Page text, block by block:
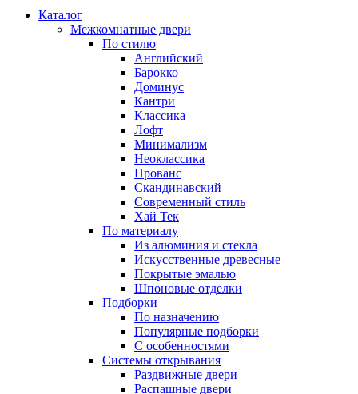
Каталог
Межкомнатные двери
По стилю
Английский
Барокко
Доминус
Кантри
Классика
Лофт
Минимализм
Неоклассика
Прованс
Скандинавский
Современный стиль
Хай Тек
По материалу
Из алюминия и стекла
Искусственные древесные
Покрытые эмалью
Шпоновые отделки
Подборки
По назначению
Популярные подборки
С особенностями
Системы открывания
Раздвижные двери
Распашные двери